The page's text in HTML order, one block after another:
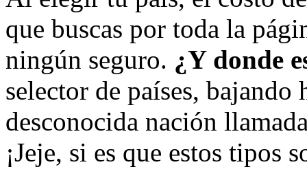
que buscas por toda la
ningún seguro. ¿Y donde
selector de países, bajando
desconocida nación
¡Jeje, si es que estos tipos